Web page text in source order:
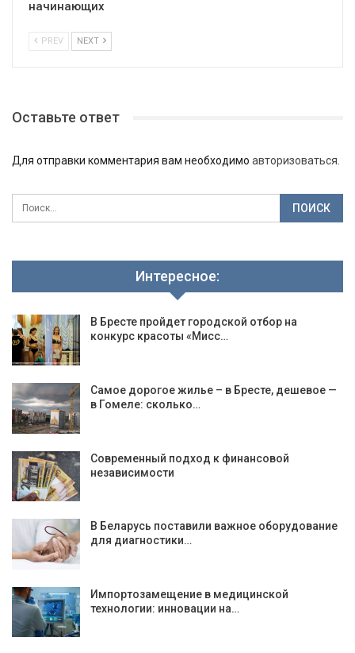
начинающих
PREV NEXT
Оставьте ответ
Для отправки комментария вам необходимо авторизоваться.
Интересное:
В Бресте пройдет городской отбор на
конкурс красоты «Мисс…
Самое дорогое жилье – в Бресте, дешевое —
в Гомеле: сколько…
Современный подход к финансовой
независимости
В Беларусь поставили важное оборудование
для диагностики…
Импортозамещение в медицинской
технологии: инновации на…